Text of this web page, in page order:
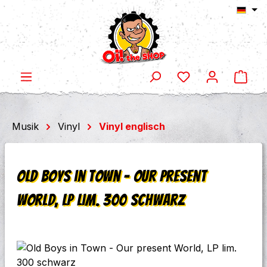
Zum Hauptinhalt springen
Musik Vinyl Vinyl englisch
Old Boys in Town - Our present
World, LP lim. 300 schwarz
Bildergalerie überspringen